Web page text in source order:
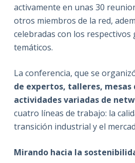
activamente en unas 30
otros miembros de la red,
celebradas con los
temáticos.
La conferencia, que se
de expertos, talleres, mesas
actividades variadas de
cuatro líneas de trabajo: la
transición industrial y el
Mirando hacia la